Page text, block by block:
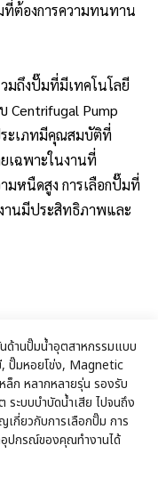
ที่ต้องการความทนทาน
มถึงปั๊มที่มีเทคโนโลยี
Centrifugal Pump
ระเภทมีคุณสมบัติที่
เฉพาะในงานที่
มหนืดสูง การเลือกปั๊มที่
านมีประสิทธิภาพและ
ด้านปั๊มน้ำอุตสาหกรรมแบบ
, ปั๊มหอยโข่ง, Magnetic
ก หลากหลายรุ่น รองรับ
ระบบบำบัดน้ำเสีย ไปจนถึง
เกี่ยวกับการเลือกปั๊ม การ
อุปกรณ์ของคุณทำงานได้